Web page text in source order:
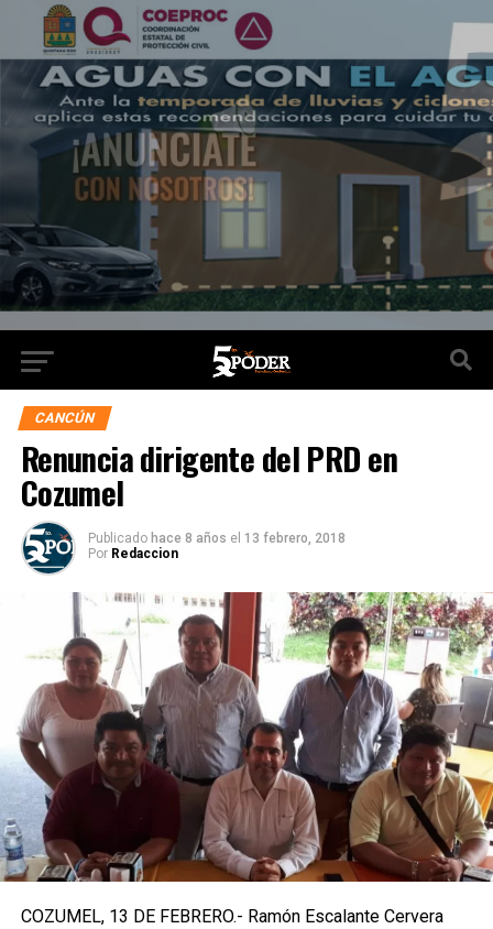
CANCÚN
Renuncia dirigente del PRD en
Cozumel
Publicado hace 8 años el 13 febrero, 2018
Por Redaccion
COZUMEL, 13 DE FEBRERO.- Ramón Escalante Cervera